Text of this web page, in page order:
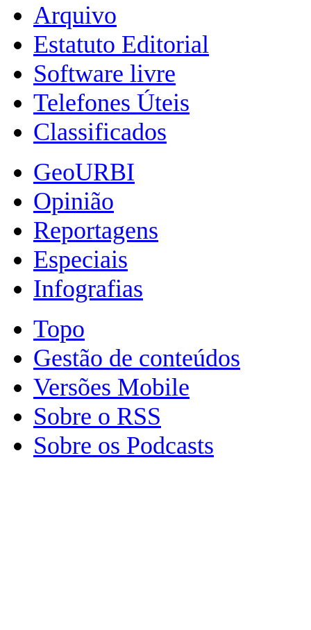
Arquivo
Estatuto Editorial
Software livre
Telefones Úteis
Classificados
GeoURBI
Opinião
Reportagens
Especiais
Infografias
Topo
Gestão de conteúdos
Versões Mobile
Sobre o RSS
Sobre os Podcasts